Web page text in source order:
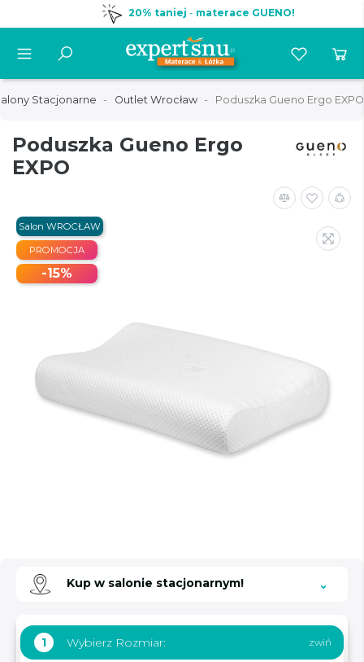
20% taniej-materace GUENO!
Stacjonarne Outlet Wrocław Poduszka Gueno Ergo EXPO
Poduszka Gueno Ergo
EXPO
PROMOCJA
-15%
Salon WROCŁAW
Kup w salonie stacjonarnym!
1 Wybierz Rozmiar: